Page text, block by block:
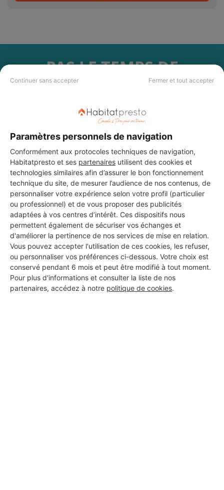
Continuer sans accepter Fermer et tout accepter
Paramètres personnels de navigation
Conformément aux protocoles techniques de navigation,
Habitatpresto et ses partenaires utilisent des cookies et
technologies similaires afin d’assurer le bon fonctionnement
technique du site, de mesurer l’audience de nos contenus, de
personnaliser votre expérience selon votre profil (particulier
ou professionnel) et de vous proposer des publicités
adaptées à vos centres d’intérêt. Ces dispositifs nous
permettent également de sécuriser vos échanges et
d'améliorer la pertinence de nos services de mise en relation.
Vous pouvez accepter l'utilisation de ces cookies, les refuser,
ou personnaliser vos préférences ci-dessous. Votre choix est
conservé pendant 6 mois et peut être modifié à tout moment.
Pour plus d'informations et consulter la liste de nos
partenaires, accédez à notre politique de cookies.
PAS LE TEMPS DE
CHERCHER ?
Vous souhaitez réaliser des travaux et ne savez quel professionnel
choisir ? Demandez des devis travauxauprès de notre réseau de 5 000
DEMANDER UN DEVIS